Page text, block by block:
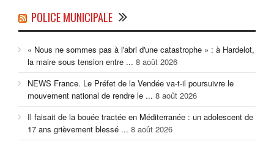
POLICE MUNICIPALE
« Nous ne sommes pas à l'abri d'une catastrophe » : à Hardelot,
la maire sous tension entre ... 8 août 2026
NEWS France. Le Préfet de la Vendée va-t-il poursuivre le
mouvement national de rendre le ... 8 août 2026
Il faisait de la bouée tractée en Méditerranée : un adolescent de
17 ans grièvement blessé ... 8 août 2026